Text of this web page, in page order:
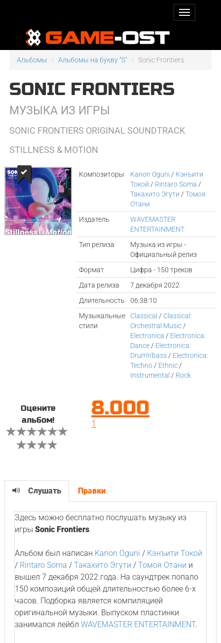
Альбомы Альбомы на букву "S" Sonic Frontiers
SONIC FRONTIERS
МУЗЫКА ИЗ ИГРЫ
SONIC FRONTIERS ORIGINAL SOUNDTRACK
STILLNESS & MOTION
Композиторы Kanon Oguni / Кэнъити
Токой / Rintaro Soma /
Такахито Эгути /Томоя
Отани
Издатель
WAVEMASTER
ENTERTAINMENT
Тип релиза
Музыка из игры -
Официальный релиз
Формат
Цифра - 150 треков
Дата релиза
7 декабря 2022
Длительность
06:38:10
Музыкальные
стили
Classical / Classical:
Orchestral Music /
Electronica / Electronica:
Dance / Electronica:
Drum'n'bass / Electronica:
Techno / Ethnic /
Instrumental / Rock
Оцените
альбом!
8.000
1
Слушать Правки
Здесь можно бесплатно послушать музыку из
игры Sonic Frontiers.
Альбом был написан Kanon Oguni / Кэнъити Токой
/ Rintaro Soma / Такахито Эгути / Томоя Отани и
вышел 7 декабря 2022 года. На саундтрек попало
150 композиций общей длительностью более 6-х
часов. Подборка является компиляцией
оригинальной музыки. Выпуском пластинки
занимался лейбл WAVEMASTER ENTERTAINMENT.